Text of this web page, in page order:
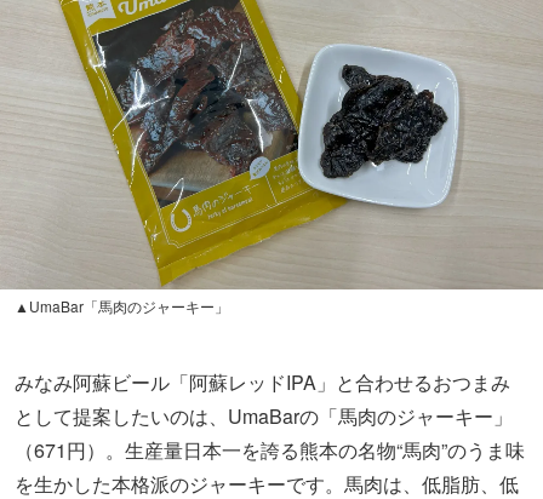
▲UmaBar「馬肉のジャーキー」
みなみ阿蘇ビール「阿蘇レッドIPA」と合わせるおつまみ
として提案したいのは、UmaBarの「馬肉のジャーキー」
（671円）。生産量日本一を誇る熊本の名物“馬肉”のうま味
を生かした本格派のジャーキーです。馬肉は、低脂肪、低